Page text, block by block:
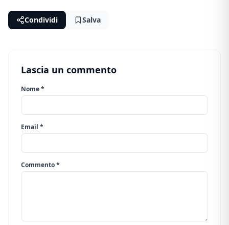
Condividi Salva
Lascia un commento
Nome *
Email *
Commento *